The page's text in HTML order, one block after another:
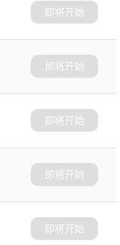
即将开始
即将开始
即将开始
即将开始
即将开始